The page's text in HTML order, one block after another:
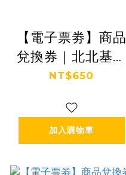
【電子票劵】商品
兌換券｜北北基桃
景點暢遊二日券
NT$650
加入購物車